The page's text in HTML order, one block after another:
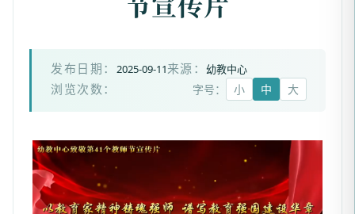
发布日期： 2025-09-11来源： 幼教中心
浏览次数：
字号： 小 中 大